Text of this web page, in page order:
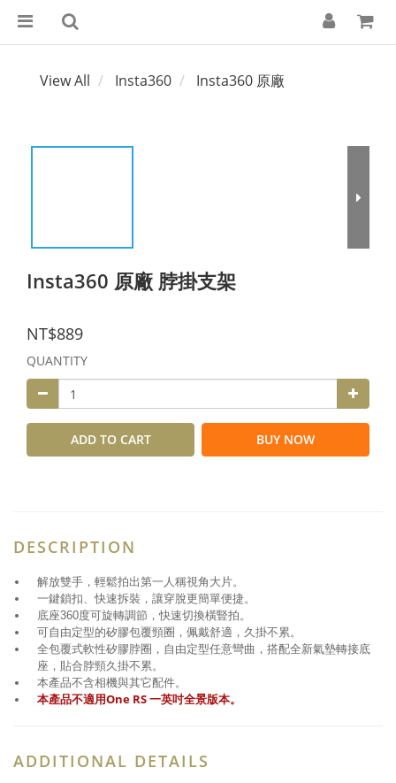
View All Insta360 Insta360 原廠
Insta360 原廠 脖掛支架
NT$889
QUANTITY
ADD TO CART BUY NOW
DESCRIPTION
解放雙手，輕鬆拍出第一人稱視角大片。
一鍵鎖扣、快速拆裝，讓穿脫更簡單便捷。
底座360度可旋轉調節，快速切換橫豎拍。
可自由定型的矽膠包覆頸圈，佩戴舒適，久掛不累。
全包覆式軟性矽膠脖圈，自由定型任意彎曲，搭配全新氣墊轉接底
座，貼合脖頸久掛不累。
本產品不含相機與其它配件。
本產品不適用One RS 一英吋全景版本。
ADDITIONAL DETAILS